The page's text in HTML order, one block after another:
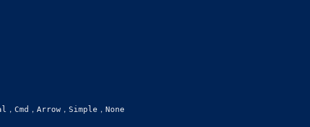
，Cmd，Arrow，Simple，None